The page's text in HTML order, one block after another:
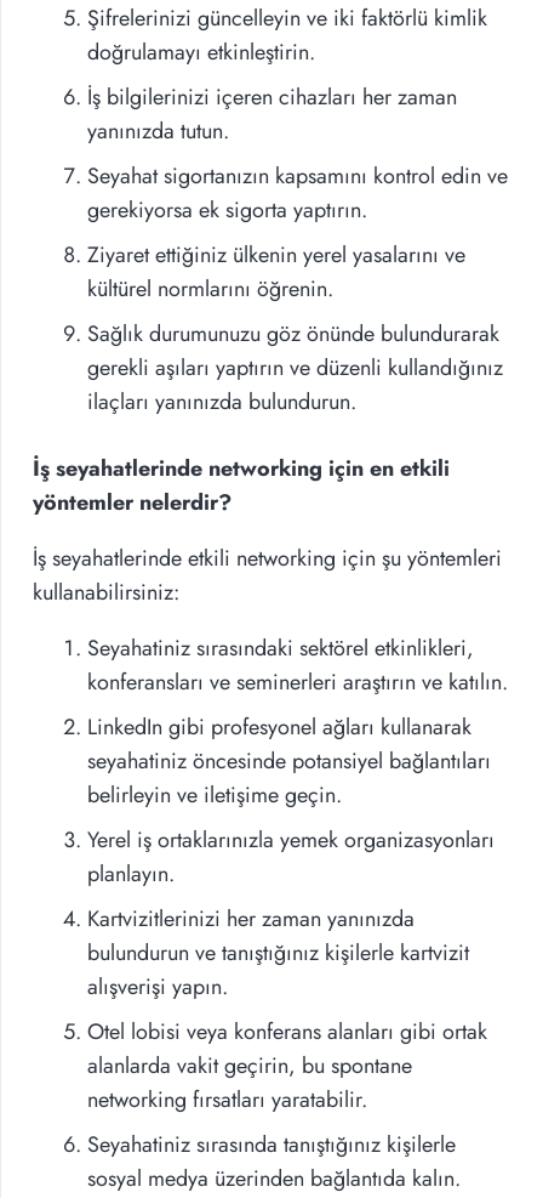
Şifrelerinizi güncelleyin ve iki faktörlü kimlik
doğrulamayı etkinleştirin.
İş bilgilerinizi içeren cihazları her zaman
yanınızda tutun.
Seyahat sigortanızın kapsamını kontrol edin ve
gerekiyorsa ek sigorta yaptırın.
Ziyaret ettiğiniz ülkenin yerel yasalarını ve
kültürel normlarını öğrenin.
Sağlık durumunuzu göz önünde bulundurarak
gerekli aşıları yaptırın ve düzenli kullandığınız
ilaçları yanınızda bulundurun.
İş seyahatlerinde networking için en etkili
yöntemler nelerdir?
İş seyahatlerinde etkili networking için şu yöntemleri
kullanabilirsiniz:
Seyahatiniz sırasındaki sektörel etkinlikleri,
konferansları ve seminerleri araştırın ve katılın.
LinkedIn gibi profesyonel ağları kullanarak
seyahatiniz öncesinde potansiyel bağlantıları
belirleyin ve iletişime geçin.
Yerel iş ortaklarınızla yemek organizasyonları
planlayın.
Kartvizitlerinizi her zaman yanınızda
bulundurun ve tanıştığınız kişilerle kartvizit
alışverişi yapın.
Otel lobisi veya konferans alanları gibi ortak
alanlarda vakit geçirin, bu spontane
networking fırsatları yaratabilir.
Seyahatiniz sırasında tanıştığınız kişilerle
sosyal medya üzerinden bağlantıda kalın.